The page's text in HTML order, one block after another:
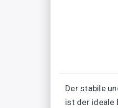
Der stabile
ist der ideale